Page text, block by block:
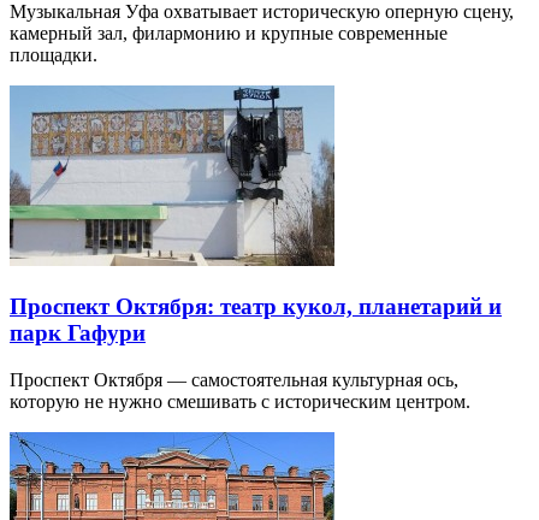
Музыкальная Уфа охватывает историческую оперную сцену,
камерный зал, филармонию и крупные современные
площадки.
Проспект Октября: театр кукол, планетарий и
парк Гафури
Проспект Октября — самостоятельная культурная ось,
которую не нужно смешивать с историческим центром.